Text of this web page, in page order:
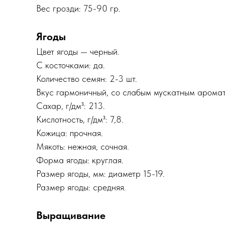
Вес грозди: 75-90 гр.
Ягоды
Цвет ягоды — черный.
С косточками: да.
Количество семян: 2-3 шт.
Вкус гармоничный, со слабым мускатным
Сахар, г/дм³: 213.
Кислотность, г/дм³: 7,8.
Кожица: прочная.
Мякоть: нежная, сочная.
Форма ягоды: круглая.
Размер ягоды, мм: диаметр 15-19.
Размер ягоды: средняя.
Выращивание